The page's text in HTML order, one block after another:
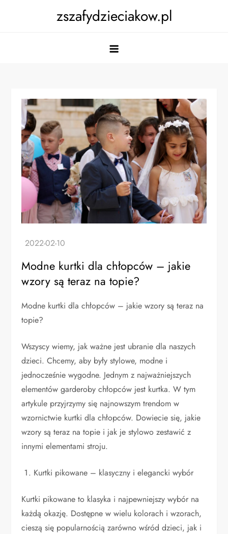
zszafydzieciakow.pl
Modne kurtki dla chłopców – jakie
wzory są teraz na topie?
Modne kurtki dla chłopców – jakie wzory są teraz na
topie?
Wszyscy wiemy, jak ważne jest ubranie dla naszych
dzieci. Chcemy, aby były stylowe, modne i
jednocześnie wygodne. Jednym z najważniejszych
elementów garderoby chłopców jest kurtka. W tym
artykule przyjrzymy się najnowszym trendom w
wzornictwie kurtki dla chłopców. Dowiecie się, jakie
wzory są teraz na topie i jak je stylowo zestawić z
innymi elementami stroju.
Kurtki pikowane – klasyczny i elegancki wybór
Kurtki pikowane to klasyka i najpewniejszy wybór na
każdą okazję. Dostępne w wielu kolorach i wzorach,
cieszą się popularnością zarówno wśród dzieci, jak i